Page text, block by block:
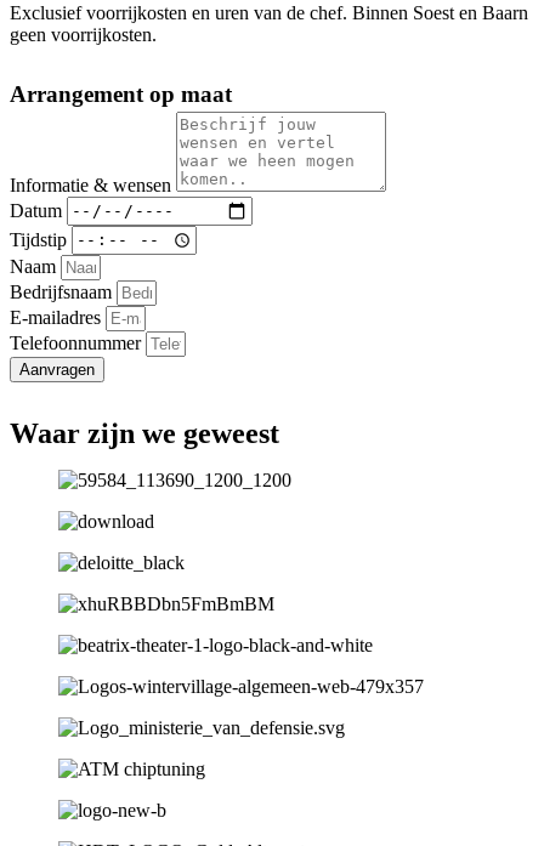
Exclusief voorrijkosten en uren van de chef. Binnen Soest en Baarn
geen voorrijkosten.
Arrangement op maat
Informatie & wensen
Datum
Tijdstip
Naam
Bedrijfsnaam
E-mailadres
Telefoonnummer
Aanvragen
Waar zijn we geweest